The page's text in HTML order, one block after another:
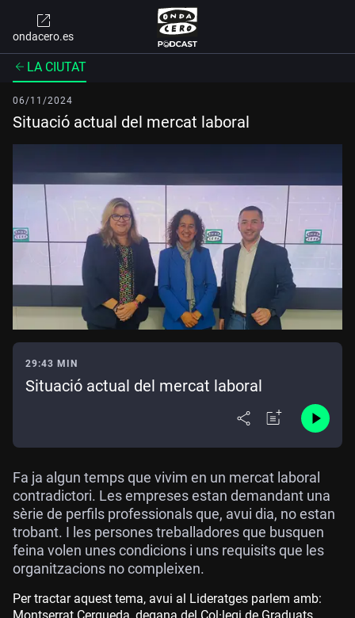
ondacero.es
LA CIUTAT
06/11/2024
Situació actual del mercat laboral
29:43 MIN
Situació actual del mercat laboral
Fa ja algun temps que vivim en un mercat laboral
contradictori. Les empreses estan demandant una
sèrie de perfils professionals que, avui dia, no estan
trobant. I les persones treballadores que busquen
feina volen unes condicions i uns requisits que les
organitzacions no compleixen.
Per tractar aquest tema, avui al Lideratges parlem amb: